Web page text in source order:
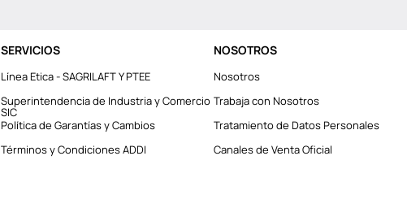
SERVICIOS
Línea Etica - SAGRILAFT Y PTEE
Superintendencia de Industria y Comercio
SIC
Política de Garantías y Cambios
Términos y Condiciones ADDI
NOSOTROS
Nosotros
Trabaja con Nosotros
Tratamiento de Datos Personales
Canales de Venta Oficial